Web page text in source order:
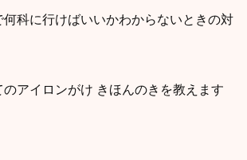
何科に行けばいいかわからないときの対
のアイロンがけ きほんのきを教えます